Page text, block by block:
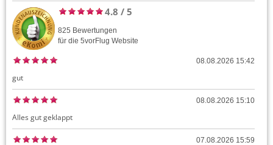
4.8 / 5
825 Bewertungen
für die 5vorFlug Website
08.08.2026 15:42
gut
08.08.2026 15:10
Alles gut geklappt
07.08.2026 15:59